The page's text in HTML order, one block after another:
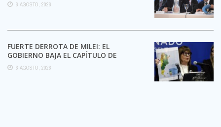
6 AGOSTO, 2026
FUERTE DERROTA DE MILEI: EL
GOBIERNO BAJA EL CAPÍTULO DE
EXTRANJERIZACIÓN DE TIERRAS
6 AGOSTO, 2026